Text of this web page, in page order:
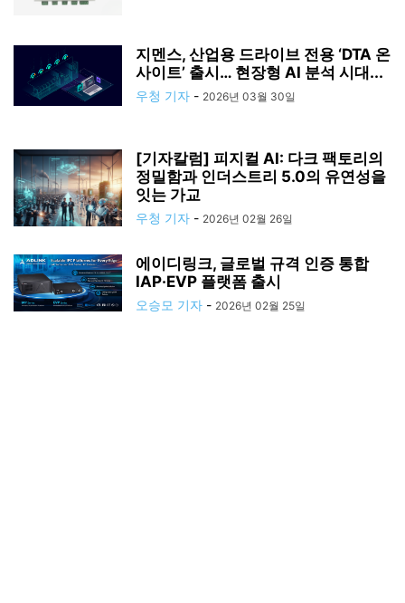
지멘스, 산업용 드라이브 전용 ‘DTA 온
사이트’ 출시… 현장형 AI 분석 시대...
우청 기자 - 2026년 03월 30일
[기자칼럼] 피지컬 AI: 다크 팩토리의
정밀함과 인더스트리 5.0의 유연성을
잇는 가교
우청 기자 - 2026년 02월 26일
에이디링크, 글로벌 규격 인증 통합
IAP·EVP 플랫폼 출시
오승모 기자 - 2026년 02월 25일